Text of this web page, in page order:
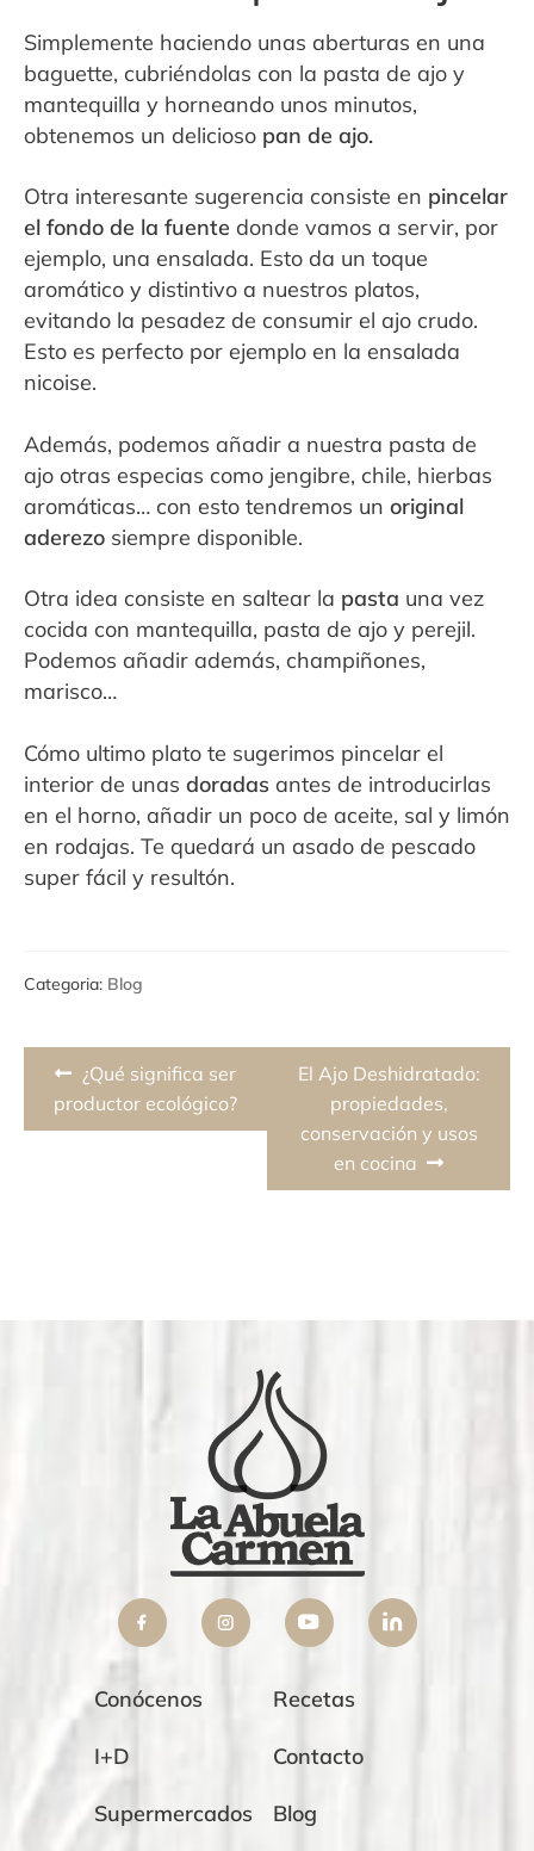
Simplemente haciendo unas aberturas en una
baguette, cubriéndolas con la pasta de ajo y
mantequilla y horneando unos minutos,
obtenemos un delicioso pan de ajo.
Otra interesante sugerencia consiste en pincelar
el fondo de la fuente donde vamos a servir, por
ejemplo, una ensalada. Esto da un toque
aromático y distintivo a nuestros platos,
evitando la pesadez de consumir el ajo crudo.
Esto es perfecto por ejemplo en la ensalada
nicoise.
Además, podemos añadir a nuestra pasta de
ajo otras especias como jengibre, chile, hierbas
aromáticas… con esto tendremos un original
aderezo siempre disponible.
Otra idea consiste en saltear la pasta una vez
cocida con mantequilla, pasta de ajo y perejil.
Podemos añadir además, champiñones,
marisco…
Cómo ultimo plato te sugerimos pincelar el
interior de unas doradas antes de introducirlas
en el horno, añadir un poco de aceite, sal y limón
en rodajas. Te quedará un asado de pescado
super fácil y resultón.
Categoria: Blog
Navegación
de
Previous
post:
¿Qué significa ser
productor ecológico?
Next
post:
El Ajo Deshidratado:
propiedades,
conservación y usos
en cocina
Conócenos
I+D
Supermercados
Recetas
Contacto
Blog